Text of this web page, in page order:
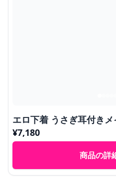
エロ下着 うさぎ耳付き
¥7,180
商品の詳